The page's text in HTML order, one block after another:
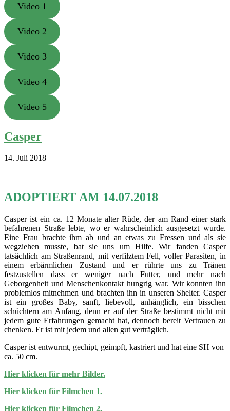
Video 1
Video 2
Video 3
Video 4
Video 5
Casper
14. Juli 2018
ADOPTIERT AM 14.07.2018
Casper ist ein ca. 12 Monate alter Rüde, der am Rand einer stark
befahrenen Straße lebte, wo er wahrscheinlich ausgesetzt wurde.
Eine Frau brachte ihm ab und an etwas zu Fressen und als sie
wegziehen musste, bat sie uns um Hilfe. Wir fanden Casper
tatsächlich am Straßenrand, mit verfilztem Fell, voller Parasiten, in
einem erbärmlichen Zustand und er rührte uns zu Tränen
festzustellen dass er weniger nach Futter, und mehr nach
Geborgenheit und Menschenkontakt hungrig war. Wir konnten ihn
problemlos mitnehmen und brachten ihn in unseren Shelter. Casper
ist ein großes Baby, sanft, liebevoll, anhänglich, ein bisschen
schüchtern am Anfang, denn er auf der Straße bestimmt nicht mit
jedem gute Erfahrungen gemacht hat, dennoch bereit Vertrauen zu
chenken. Er ist mit jedem und allen gut verträglich.
Casper ist entwurmt, gechipt, geimpft, kastriert und hat eine SH von
ca. 50 cm.
Hier klicken für mehr Bilder.
Hier klicken für Filmchen 1.
Hier klicken für Filmchen 2.